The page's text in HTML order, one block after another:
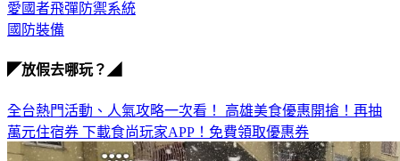
武器出口
愛國者飛彈防禦系統
全台熱門活動、人氣攻略一次看！高雄美食優惠開搶！再抽
萬元住宿券下載食尚玩家APP！免費領取優惠券